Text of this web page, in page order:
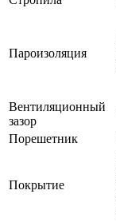
Пароизоляция
Вентиляционный
зазор
Порешетник
Покрытие